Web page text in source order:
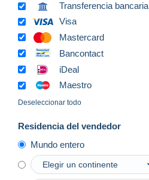
Transferencia bancaria
Visa
Mastercard
Bancontact
iDeal
Maestro
Deseleccionar todo
Residencia del vendedor
Mundo entero